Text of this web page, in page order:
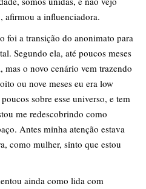
afirmou a influenciadora.
foi a transição do anonimato para
Segundo ela, até poucos meses
mas o novo cenário vem trazendo
ou nove meses eu era low
sobre esse universo, e tem
me redescobrindo como
Antes minha atenção estava
como mulher, sinto que estou
ainda como lida com